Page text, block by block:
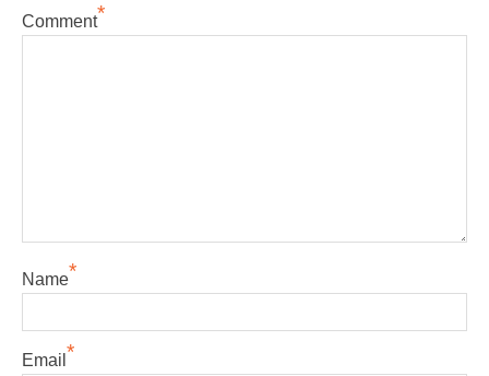
Comment*
Name*
Email *